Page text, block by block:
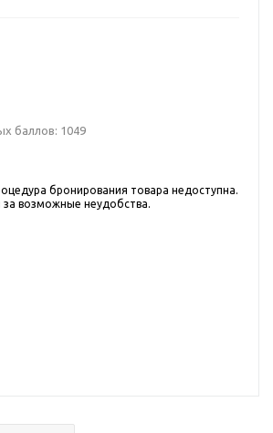
баллов: 1049
бронирования товара недоступна.
за возможные неудобства.